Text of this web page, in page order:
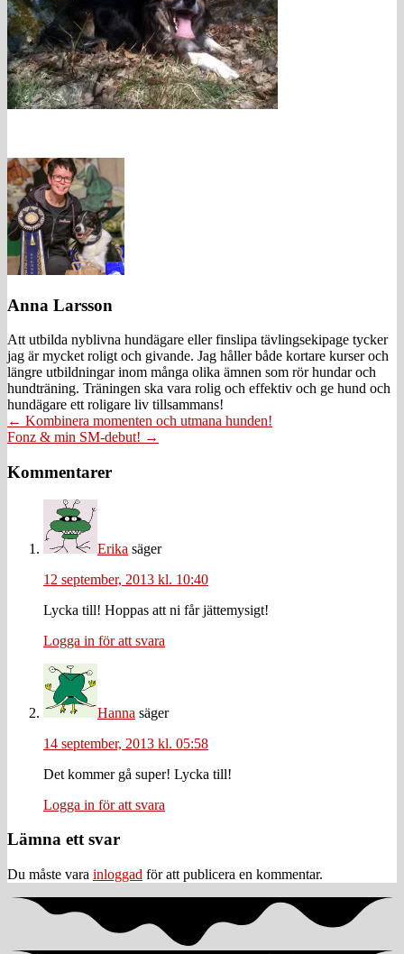
Anna Larsson
Att utbilda nyblivna hundägare eller finslipa tävlingsekipage tycker
jag är mycket roligt och givande. Jag håller både kortare kurser och
längre utbildningar inom många olika ämnen som rör hundar och
hundträning. Träningen ska vara rolig och effektiv och ge hund och
hundägare ett roligare liv tillsammans!
Posts
navigation
← Kombinera momenten och utmana hunden!
Fonz & min SM-debut! →
Läsarkommentarer
Kommentarer
Erika säger
12 september, 2013 kl. 10:40
Lycka till! Hoppas att ni får jättemysigt!
Logga in för att svara
Hanna säger
14 september, 2013 kl. 05:58
Det kommer gå super! Lycka till!
Logga in för att svara
Lämna ett svar
Du måste vara inloggad för att publicera en kommentar.